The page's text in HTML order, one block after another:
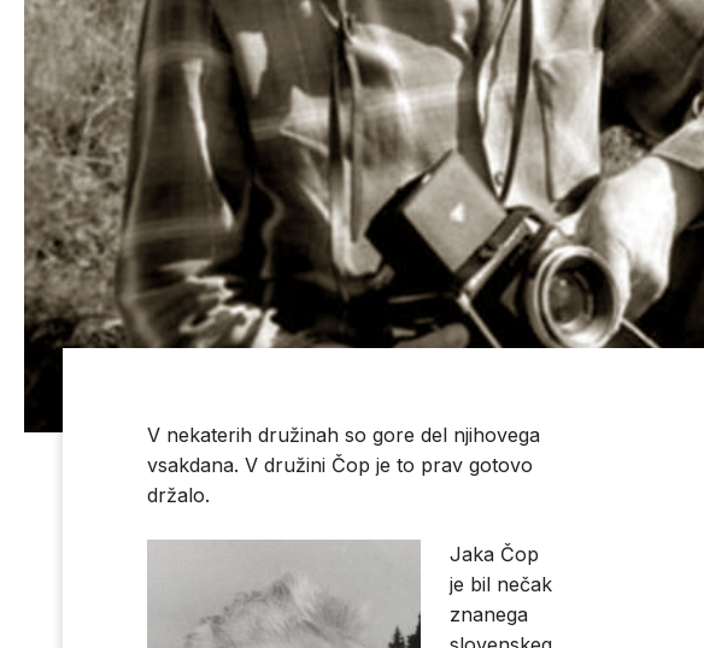
V nekaterih družinah so gore del njihovega
vsakdana. V družini Čop je to prav gotovo
držalo.
Jaka Čop
je bil nečak
znanega